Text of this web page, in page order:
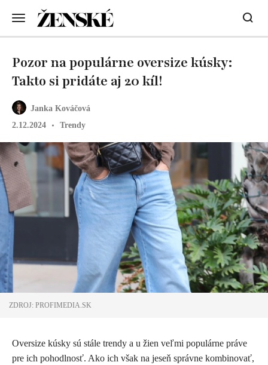
Janka Kováčová
2.12.2024
Trendy
Pozor na populárne oversize kúsky:
Takto si pridáte aj 20 kíl!
ZDROJ: PROFIMEDIA.SK
Oversize kúsky sú stále trendy a u žien veľmi populárne práve
pre ich pohodlnosť. Ako ich však na jeseň správne kombinovať,